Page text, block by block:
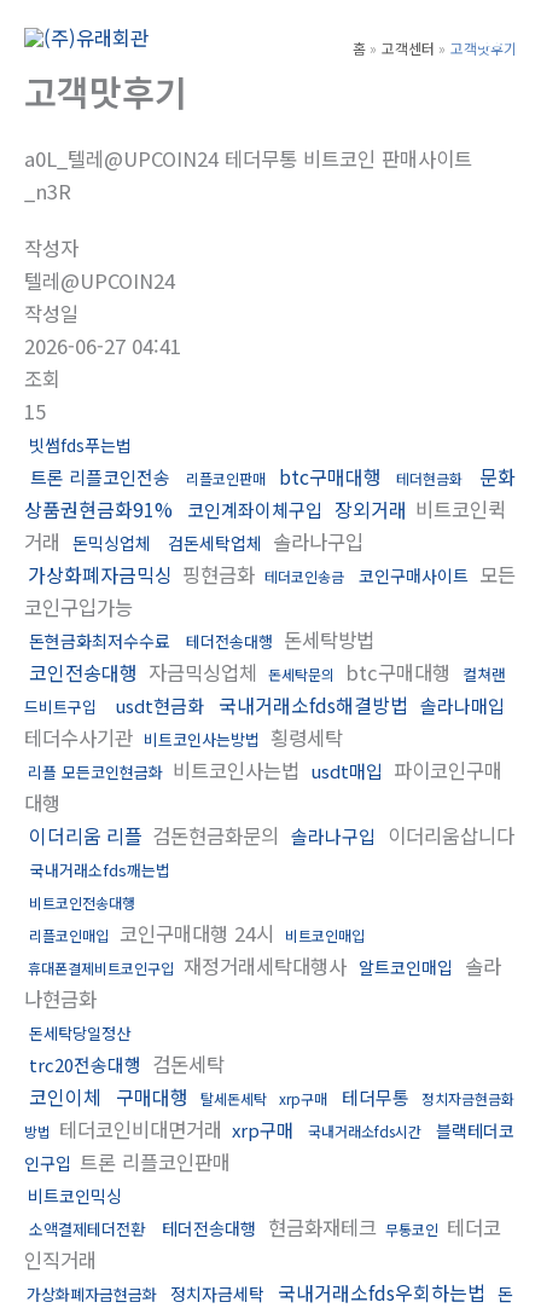
Main
홈 고객센터 고객맛후기
고객맛후기
a0L_텔레@UPCOIN24 테더무통 비트코인 판매사이트
_n3R
작성자
텔레@UPCOIN24
작성일
2026-06-27 04:41
조회
15
빗썸fds푸는법
트론 리플코인전송 리플코인판매 btc구매대행 테더현금화
문화
상품권현금화91%
코인계좌이체구입 장외거래 비트코인퀵
거래 돈믹싱업체 검돈세탁업체 솔라나구입
가상화폐자금믹싱 핑현금화 테더코인송금 코인구매사이트 모든
코인구입가능
돈현금화최저수수료 테더전송대행 돈세탁방법
코인전송대행 자금믹싱업체 돈세탁문의 btc구매대행
컬쳐랜
드비트구입
usdt현금화 국내거래소fds해결방법 솔라나매입
테더수사기관 비트코인사는방법 횡령세탁
리플 모든코인현금화 비트코인사는법 usdt매입 파이코인구매
대행
이더리움 리플 검돈현금화문의 솔라나구입 이더리움삽니다
국내거래소fds깨는법
비트코인전송대행
리플코인매입 코인구매대행 24시
비트코인매입
휴대폰결제비트코인구입 재정거래세탁대행사 알트코인매입
솔라
나현금화
돈세탁당일정산
trc20전송대행 검돈세탁
코인이체
구매대행 탈세돈세탁 xrp구매 테더무통
정치자금현금화
방법 테더코인비대면거래 xrp구매 국내거래소fds시간
블랙테더코
인구입 트론 리플코인판매
비트코인믹싱
소액결제테더전환 테더전송대행 현금화재테크 무통코인 테더코
인직거래
가상화폐자금현금화 정치자금세탁 국내거래소fds우회하는법 돈